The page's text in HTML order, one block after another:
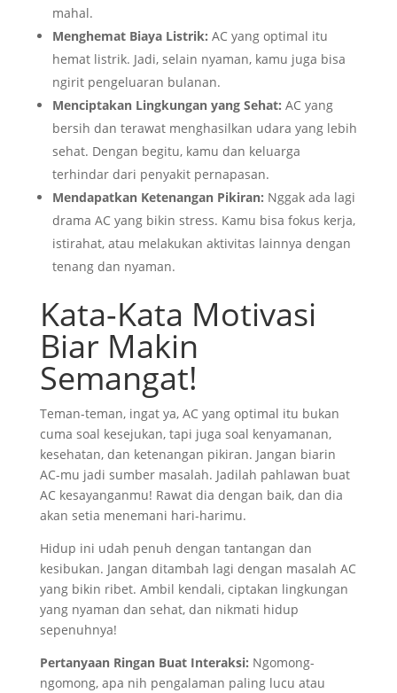
mahal.
Menghemat Biaya Listrik: AC yang optimal itu
hemat listrik. Jadi, selain nyaman, kamu juga bisa
ngirit pengeluaran bulanan.
Menciptakan Lingkungan yang Sehat: AC yang
bersih dan terawat menghasilkan udara yang lebih
sehat. Dengan begitu, kamu dan keluarga
terhindar dari penyakit pernapasan.
Mendapatkan Ketenangan Pikiran: Nggak ada lagi
drama AC yang bikin stress. Kamu bisa fokus kerja,
istirahat, atau melakukan aktivitas lainnya dengan
tenang dan nyaman.
Kata-Kata Motivasi
Biar Makin
Semangat!
Teman-teman, ingat ya, AC yang optimal itu bukan
cuma soal kesejukan, tapi juga soal kenyamanan,
kesehatan, dan ketenangan pikiran. Jangan biarin
AC-mu jadi sumber masalah. Jadilah pahlawan buat
AC kesayanganmu! Rawat dia dengan baik, dan dia
akan setia menemani hari-harimu.
Hidup ini udah penuh dengan tantangan dan
kesibukan. Jangan ditambah lagi dengan masalah AC
yang bikin ribet. Ambil kendali, ciptakan lingkungan
yang nyaman dan sehat, dan nikmati hidup
sepenuhnya!
Pertanyaan Ringan Buat Interaksi: Ngomong-
ngomong, apa nih pengalaman paling lucu atau